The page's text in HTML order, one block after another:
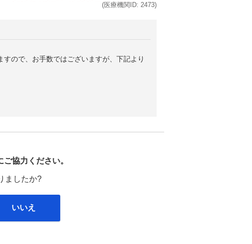
(医療機関ID: 2473)
ので、お手数ではございますが、下記より
協力ください。
ましたか?
いいえ